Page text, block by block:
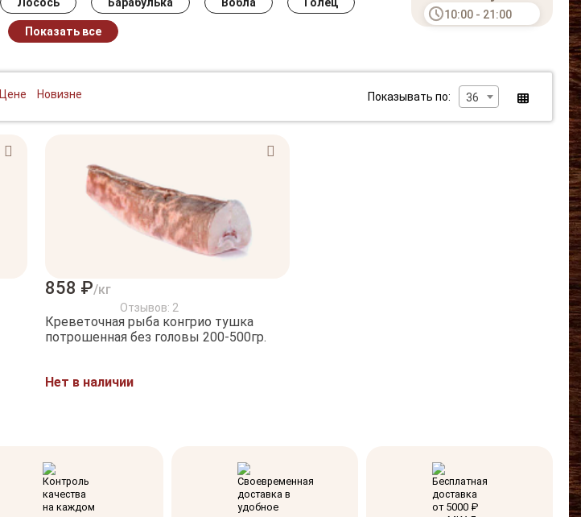
Показать все
10:00 - 21:00
Цене Новизне Показывать по: 36
858 ₽/кг
Отзывов: 2
Креветочная рыба конгрио тушка
потрошенная без головы 200-500гр.
Нет в наличии